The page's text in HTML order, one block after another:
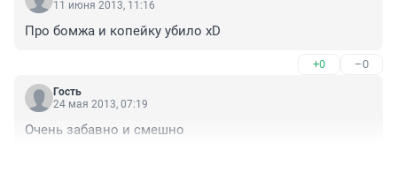
11 июня 2013, 11:16
Про бомжа и копейку убило xD
+0 –0
Гость
24 мая 2013, 07:19
Очень забавно и смешно